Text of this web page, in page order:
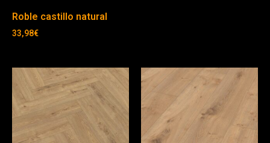
Roble castillo natural
33,98€